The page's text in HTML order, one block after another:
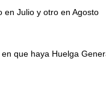
en Julio y otro en Agosto
que haya Huelga